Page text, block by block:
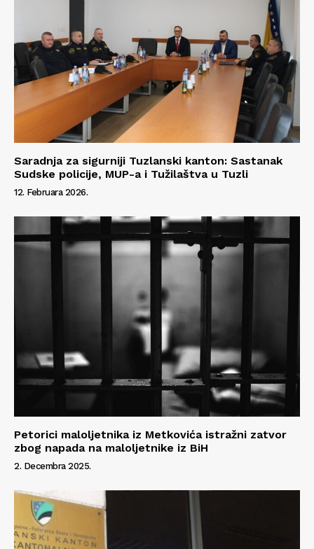
Info
Kontakt
Impressum
Saradnja za sigurniji Tuzlanski kanton: Sastanak
Sudske policije, MUP-a i Tužilaštva u Tuzli
12. Februara 2026.
Petorici maloljetnika iz Metkovića istražni zatvor
zbog napada na maloljetnike iz BiH
2. Decembra 2025.